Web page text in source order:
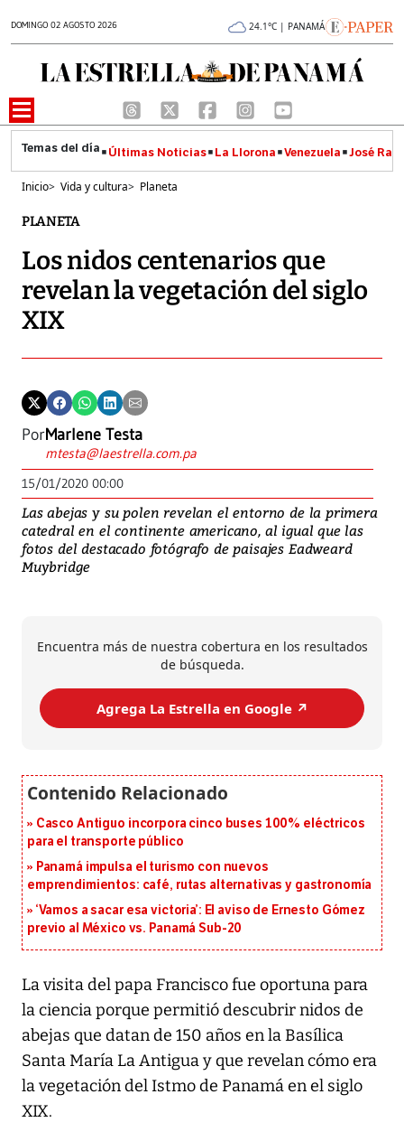
DOMINGO 02 AGOSTO 2026 24.1°C | PANAMÁ
Últimas Noticias La Llorona Venezuela José
Inicio> Vida y cultura> Planeta
PLANETA
Los nidos centenarios que
revelan la vegetación del siglo
XIX
PorMarlene Testa
mtesta@laestrella.com.pa
15/01/2020 00:00
Las abejas y su polen revelan el entorno de la primera
catedral en el continente americano, al igual que las
fotos del destacado fotógrafo de paisajes Eadweard
Muybridge
Encuentra más de nuestra cobertura en los resultados
de búsqueda.
Agrega La Estrella en Google ↗️
Casco Antiguo incorpora cinco buses 100% eléctricos
para el transporte público
Panamá impulsa el turismo con nuevos
emprendimientos: café, rutas alternativas y gastronomía
‘Vamos a sacar esa victoria’: El aviso de Ernesto Gómez
previo al México vs. Panamá Sub-20
La visita del papa Francisco fue oportuna para
la ciencia porque permitió descubrir nidos de
abejas que datan de 150 años en la Basílica
Santa María La Antigua y que revelan cómo era
la vegetación del Istmo de Panamá en el siglo
XIX.